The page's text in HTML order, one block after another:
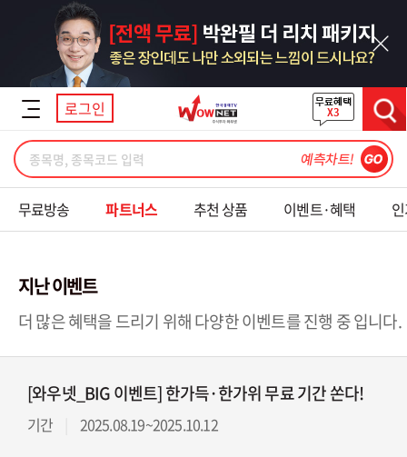
닫기
로그인
무료방송 파트너스 추천 상품 이벤트·혜택
지난 이벤트
더 많은 혜택을 드리기 위해 다양한 이벤트를 진행 중 입니다.
[와우넷_BIG 이벤트] 한가득·한가위 무료 기간 쏜다!
기간 2025.08.19~2025.10.12